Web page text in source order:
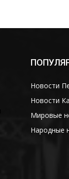
Новости
Новости
Мировые
Народные